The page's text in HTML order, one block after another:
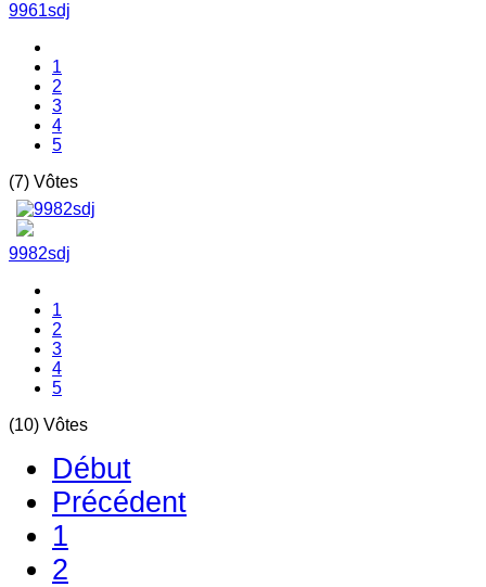
9961sdj
1
2
3
4
5
(7) Vôtes
9982sdj
1
2
3
4
5
(10) Vôtes
Début
Précédent
1
2